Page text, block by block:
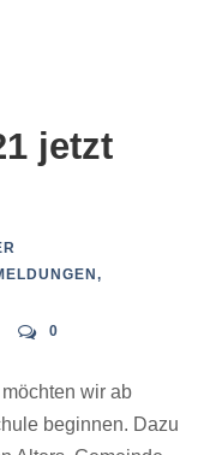
jetzt
,
0
wir ab
beginnen. Dazu